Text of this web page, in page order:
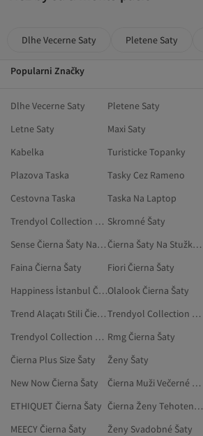
Dlhe Vecerne Saty Pletene Saty
Popularni Značky
Dlhe Vecerne Saty Pletene Saty
Letne Saty
Maxi Saty
Kabelka
Turisticke Topanky
Plazova Taska
Tasky Cez Rameno
Cestovna Taska
Taska Na Laptop
Trendyol Collection Skromné Šaty Skromné Šaty
Sense Čierna Šaty Na Stužkovú
Čierna Šaty Na Stužkovú
Faina Čierna Šaty
Fiori Čierna Šaty
Happiness İstanbul Čierna Skromné ŠatyOlalook Čierna Šaty
Trend Alaçatı Stili Čierna Šaty
Trendyol Collection Žltá Skromné Šaty
Trendyol Collection Čierna Plus Size Šaty Rmg Čierna Šaty
Čierna Plus Size Šaty
Ženy Šaty
New Now Čierna Šaty
Čierna Muži Večerné A Plesové Šaty
ETHIQUET Čierna Šaty
Čierna Ženy Tehotenské Šaty
MEECY Čierna Šaty
Ženy Svadobné Šaty